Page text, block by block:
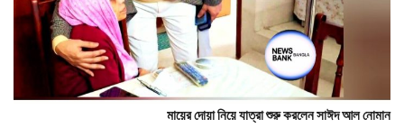
মায়ের দোয়া নিয়ে যাত্রা শুরু করলেন সাঈদ আল নোমান